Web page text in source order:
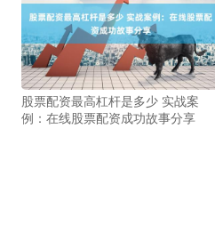
股票配资最高杠杆是多少 实战案
例：在线股票配资成功故事分享